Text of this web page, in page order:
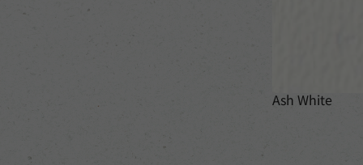
Ash White